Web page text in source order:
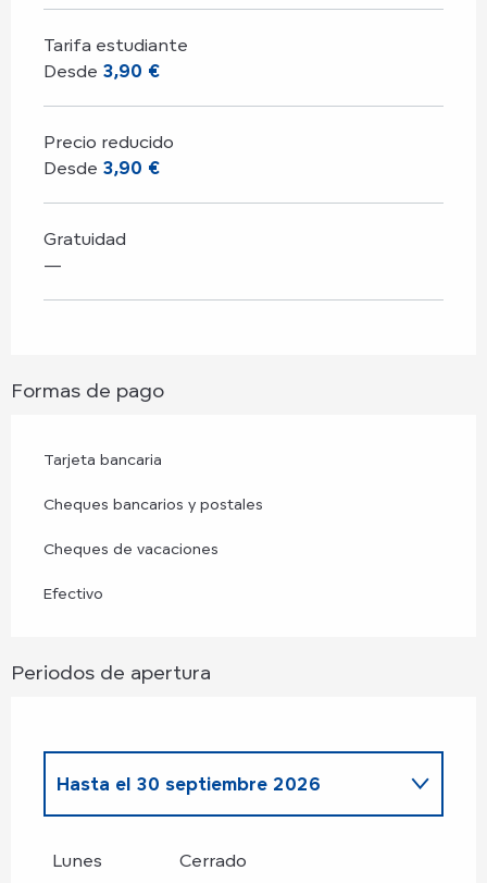
Tarifa estudiante
Desde 3,90 €
Precio reducido
Desde 3,90 €
Gratuidad
—
Formas de pago
Tarjeta bancaria
Cheques bancarios y postales
Cheques de vacaciones
Efectivo
Periodos de apertura
Hasta el 30 septiembre 2026
Lunes Cerrado